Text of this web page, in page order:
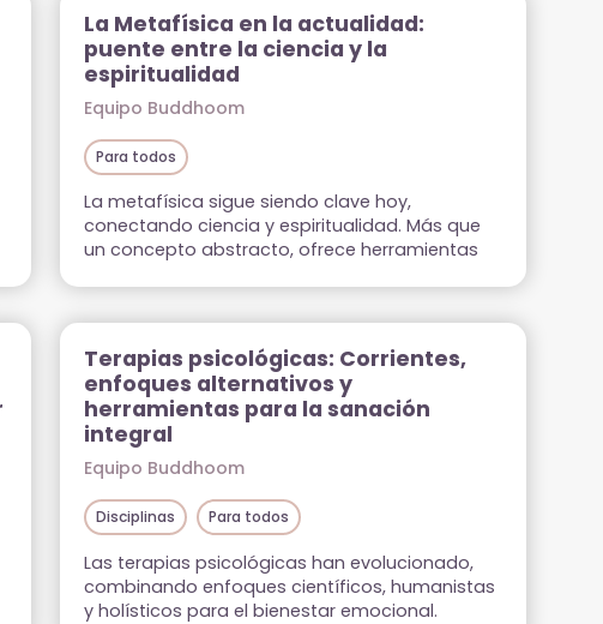
La Metafísica en la actualidad:
puente entre la ciencia y la
espiritualidad
Equipo Buddhoom
Para todos
La metafísica sigue siendo clave hoy,
conectando ciencia y espiritualidad. Más que
un concepto abstracto, ofrece herramientas
prácticas como la meditación y la
visualización.
Terapias psicológicas: Corrientes,
enfoques alternativos y
herramientas para la sanación
integral
Equipo Buddhoom
Disciplinas Para todos
Las terapias psicológicas han evolucionado,
combinando enfoques científicos, humanistas
y holísticos para el bienestar emocional.